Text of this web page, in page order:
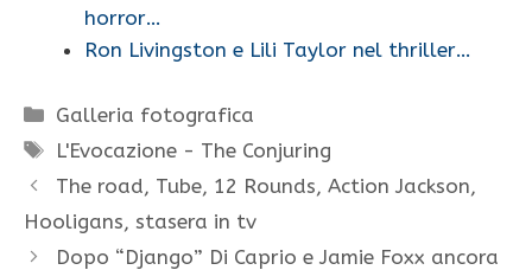
horror…
Ron Livingston e Lili Taylor nel thriller…
Categorie
Galleria fotografica
Tag
L'Evocazione - The Conjuring
The road, Tube, 12 Rounds, Action Jackson,
Hooligans, stasera in tv
Dopo “Django” Di Caprio e Jamie Foxx ancora